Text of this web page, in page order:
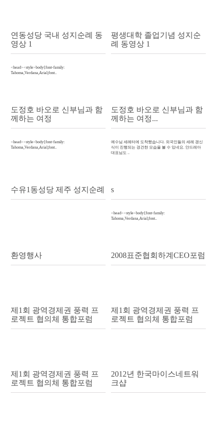
연동성당 국내 성지순례 동
영상 1
<head><style>body{font-family:
Tahoma,Verdana,Arial;font..
평생대학 졸업기념 성지순
례 동영상 1
도정호 바오로 신부님과 함
께하는 여정
<head><style>body{font-family:
Tahoma,Verdana,Arial;font..
도정호 바오로 신부님과 함
께하는 여정...
예수님 세례터에 도착했습니다. 외국인들의 세례 갱신
식이 진행되는 경건한 모습을 볼 수 있네요. 안드레아
대표님도 ..
수유1동성당 제주 성지순례 s
<head><style>body{font-family:
Tahoma,Verdana,Arial;font..
환영행사 2008표준협회하계CEO포럼
제1회 광역경제권 풍력 프
로젝트 협의체 통합포럼
제1회 광역경제권 풍력 프
로젝트 협의체 통합포럼
제1회 광역경제권 풍력 프
로젝트 협의체 통합포럼
2012년 한국마이스네트워
크샵